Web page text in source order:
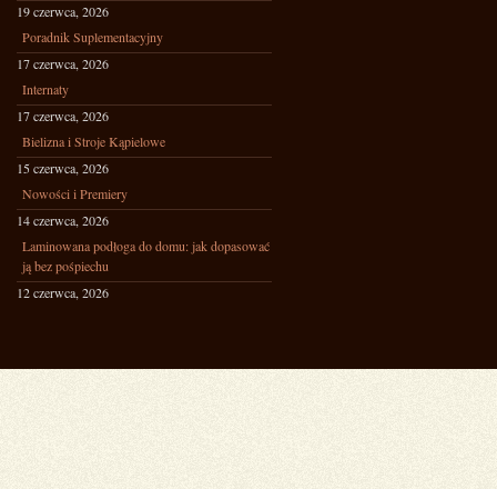
19 czerwca, 2026
Poradnik Suplementacyjny
17 czerwca, 2026
Internaty
17 czerwca, 2026
Bielizna i Stroje Kąpielowe
15 czerwca, 2026
Nowości i Premiery
14 czerwca, 2026
Laminowana podłoga do domu: jak dopasować
ją bez pośpiechu
12 czerwca, 2026